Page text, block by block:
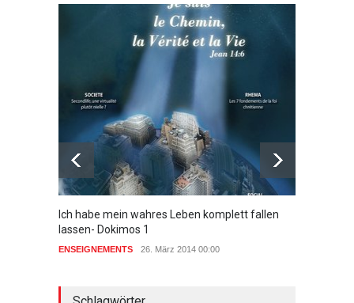
Ich habe mein wahres Leben komplett fallen
lassen- Dokimos 1
ENSEIGNEMENTS 26. März 2014 00:00